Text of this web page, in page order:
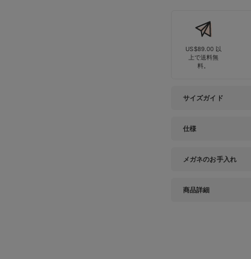
US$89.00 以
上で送料無
料。
サイズガイド
仕様
メガネのお手入れ
商品詳細